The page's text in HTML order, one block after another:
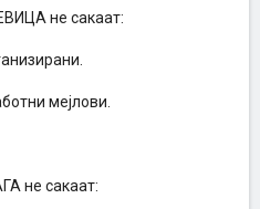
не сакаат:
мејлови.
не сакаат: